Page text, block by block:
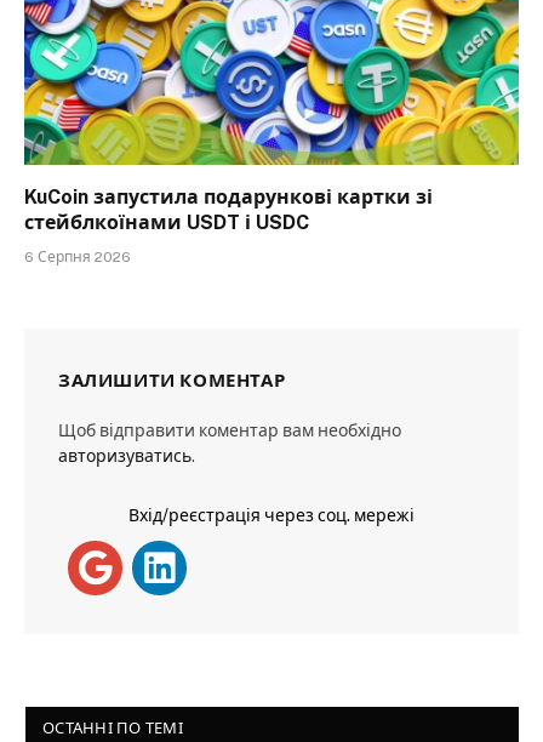
KuCoin запустила подарункові картки зі
стейблкоїнами USDT і USDC
6 Серпня 2026
ЗАЛИШИТИ КОМЕНТАР
Щоб відправити коментар вам необхідно
авторизуватись.
Вхід/реєстрація через соц. мережі
ОСТАННІ ПО ТЕМІ